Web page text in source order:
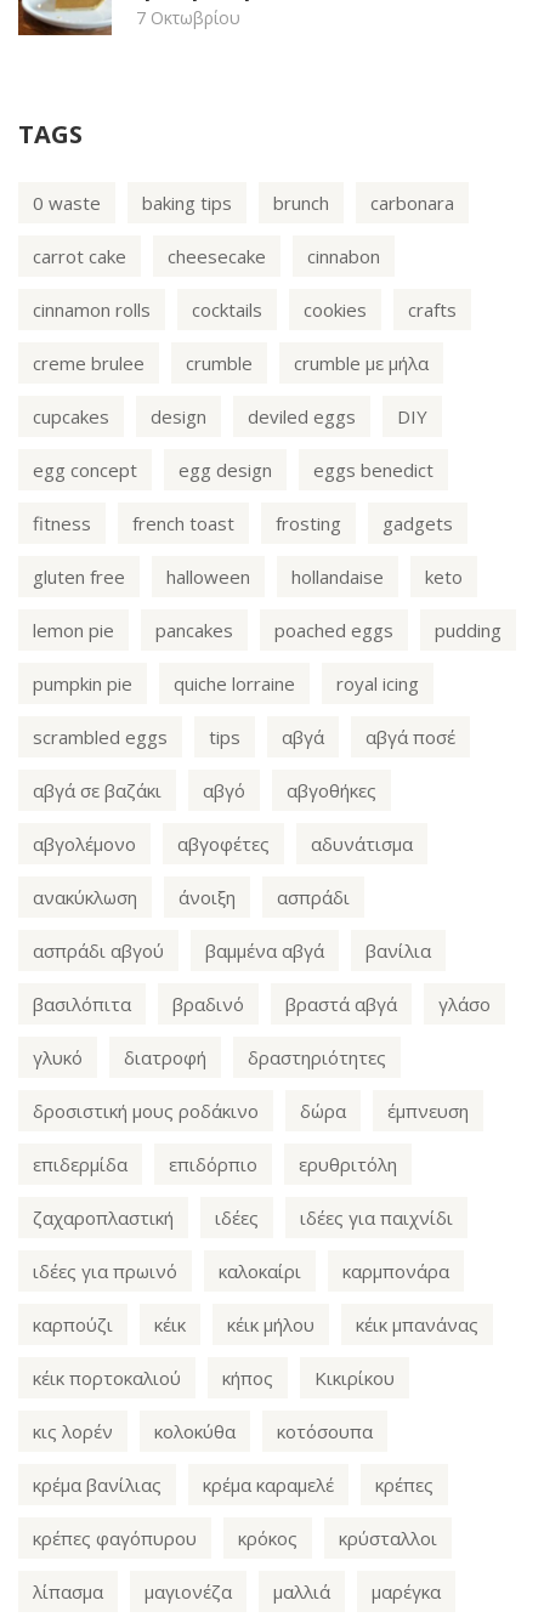
7 Οκτωβρίου
TAGS
0 waste baking tips brunch carbonara
carrot cake cheesecake cinnabon
cinnamon rolls cocktails cookies crafts
creme brulee crumble crumble με μήλα
cupcakes design deviled eggs DIY
egg concept egg design eggs benedict
fitness french toast frosting gadgets
gluten free halloween hollandaise keto
lemon pie pancakes poached eggs pudding
pumpkin pie quiche lorraine royal icing
scrambled eggs tips αβγά αβγά ποσέ
αβγά σε βαζάκι αβγό αβγοθήκες
αβγολέμονο αβγοφέτες αδυνάτισμα
ανακύκλωση άνοιξη ασπράδι
ασπράδι αβγού βαμμένα αβγά βανίλια
βασιλόπιτα βραδινό βραστά αβγά γλάσο
γλυκό διατροφή δραστηριότητες
δροσιστική μους ροδάκινο δώρα έμπνευση
επιδερμίδα επιδόρπιο ερυθριτόλη
ζαχαροπλαστική ιδέες ιδέες για παιχνίδι
ιδέες για πρωινό καλοκαίρι καρμπονάρα
καρπούζι κέικ κέικ μήλου κέικ μπανάνας
κέικ πορτοκαλιού κήπος Κικιρίκου
κις λορέν κολοκύθα κοτόσουπα
κρέμα βανίλιας κρέμα καραμελέ κρέπες
κρέπες φαγόπυρου κρόκος κρύσταλλοι
λίπασμα μαγιονέζα μαλλιά μαρέγκα